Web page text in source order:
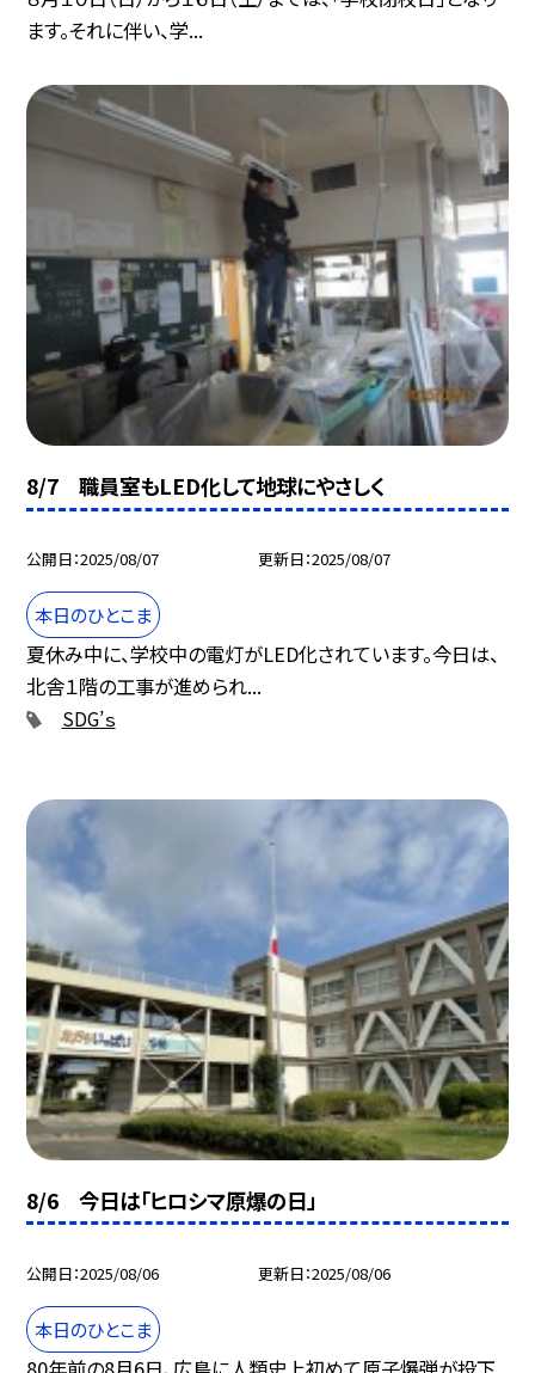
ます。それに伴い、学...
8/7 職員室もLED化して地球にやさしく
公開日 2025/08/07 更新日 2025/08/07
本日のひとこま
夏休み中に、学校中の電灯がLED化されています。今日は、
北舎１階の工事が進められ...
SDG’ｓ
8/6 今日は「ヒロシマ原爆の日」
公開日 2025/08/06 更新日 2025/08/06
本日のひとこま